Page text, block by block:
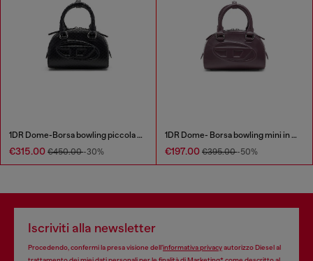
1DR Dome-Borsa bowling piccola in pelle effetto snake
€315.00 €450.00-30%
1DR Dome- Borsa bowling mini in pelle
€197.00 €395.00-50%
Iscriviti alla newsletter
Procedendo, confermi la presa visione dell’informativa privacyautorizzo Diesel al